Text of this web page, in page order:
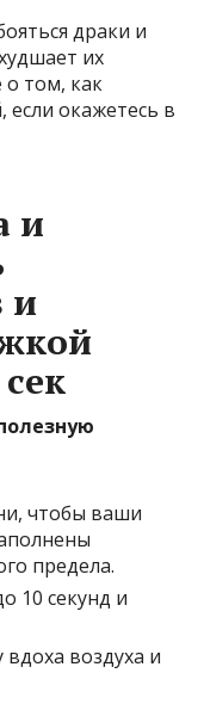
драки и
их
о том, как
если окажетесь в
и
и
чтобы ваши
предела.
10 секунд и
воздуха и